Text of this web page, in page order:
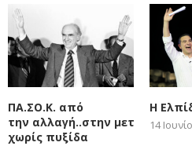
ΠΑ.ΣΟ.Κ. από
την αλλαγή..στην μετατόπιση
χωρίς πυξίδα
Η
14